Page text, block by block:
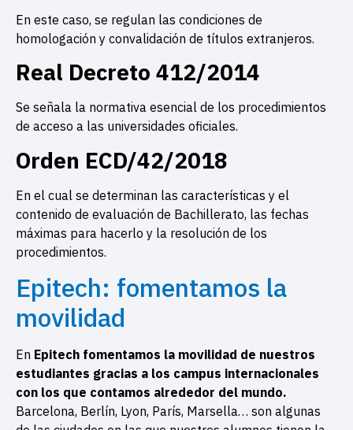
En este caso, se regulan las condiciones de
homologación y convalidación de títulos extranjeros.
Real Decreto 412/2014
Se señala la normativa esencial de los procedimientos
de acceso a las universidades oficiales.
Orden ECD/42/2018
En el cual se determinan las características y el
contenido de evaluación de Bachillerato, las fechas
máximas para hacerlo y la resolución de los
procedimientos.
Epitech: fomentamos la
movilidad
En Epitech fomentamos la movilidad de nuestros
estudiantes gracias a los campus internacionales
con los que contamos alrededor del mundo.
Barcelona, Berlín, Lyon, París, Marsella… son algunas